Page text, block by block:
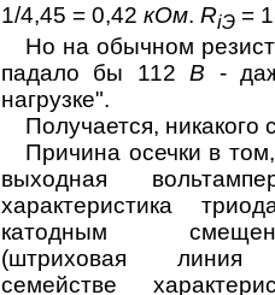
1/4,45 = 0,42 кОм. RiЭ =
Но на обычном
падало бы 112В -
нагрузке".
Получается,
Причина осечки в
выходная
характеристика
катодным
(штриховая
семействе